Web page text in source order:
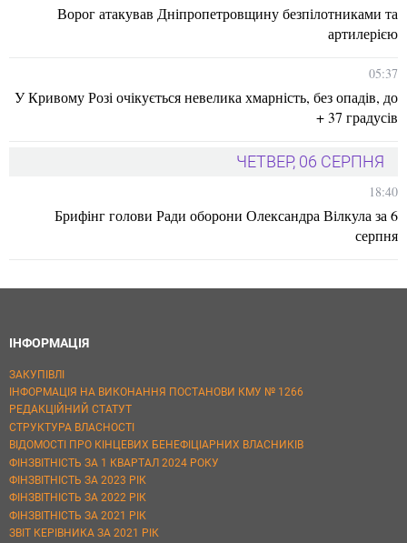
Ворог атакував Дніпропетровщину безпілотниками та
артилерією
05:37
У Кривому Розі очікується невелика хмарність, без опадів, до
+ 37 градусів
ЧЕТВЕР, 06 СЕРПНЯ
18:40
Брифінг голови Ради оборони Олександра Вілкула за 6
серпня
ІНФОРМАЦІЯ
ЗАКУПІВЛІ
ІНФОРМАЦІЯ НА ВИКОНАННЯ ПОСТАНОВИ КМУ № 1266
РЕДАКЦІЙНИЙ СТАТУТ
СТРУКТУРА ВЛАСНОСТІ
ВІДОМОСТІ ПРО КІНЦЕВИХ БЕНЕФІЦІАРНИХ ВЛАСНИКІВ
ФІНЗВІТНІСТЬ ЗА 1 КВАРТАЛ 2024 РОКУ
ФІНЗВІТНІСТЬ ЗА 2023 РІК
ФІНЗВІТНІСТЬ ЗА 2022 РІК
ФІНЗВІТНІСТЬ ЗА 2021 РІК
ЗВІТ КЕРІВНИКА ЗА 2021 РІК